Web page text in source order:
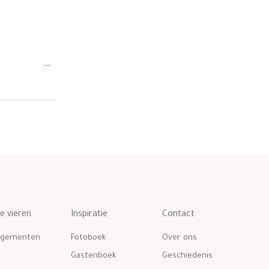
...
vieren Inspiratie
Fotoboek
Gastenboek
Contact
Over ons
Geschiedenis